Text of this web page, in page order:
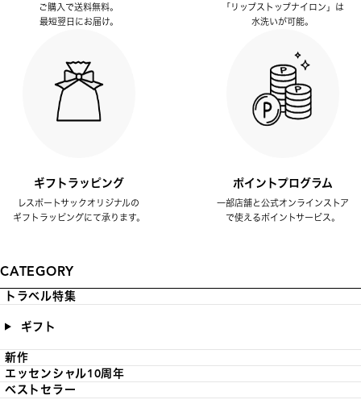
ご購入で送料無料。
最短翌日にお届け。
「リップストップナイロン」は
水洗いが可能。
ギフトラッピング
レスポートサックオリジナルの
ギフトラッピングにて承ります。
ポイントプログラム
一部店舗と公式オンラインストア
で使えるポイントサービス。
CATEGORY
トラベル特集
ギフト
新作
エッセンシャル10周年
ベストセラー